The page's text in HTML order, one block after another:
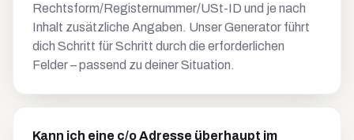
Rechtsform/Registernummer/USt-ID und je nach
Inhalt zusätzliche Angaben. Unser Generator führt
dich Schritt für Schritt durch die erforderlichen
Felder – passend zu deiner Situation.
Kann ich eine c/o Adresse überhaupt im